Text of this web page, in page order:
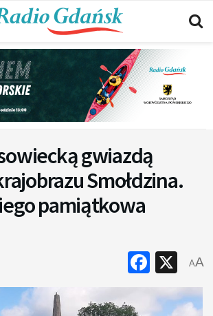
gwiazdą
Smołdzina.
pamiątkowa
X
AA